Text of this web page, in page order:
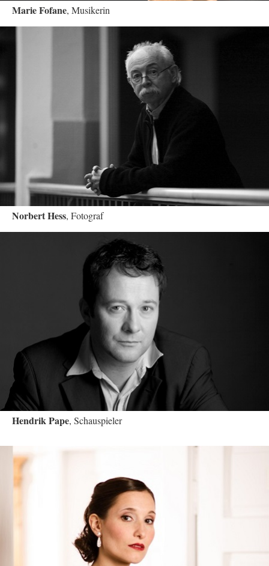
Marie Fofane, Musikerin
Norbert Hess, Fotograf
Hendrik Pape, Schauspieler